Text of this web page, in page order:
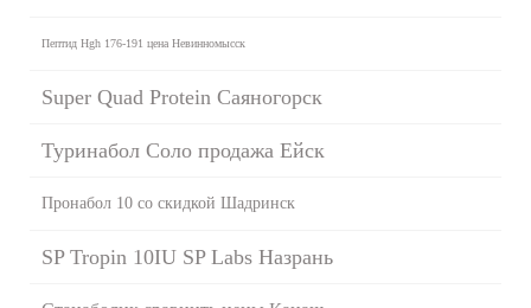
Пептид Hgh 176-191 цена Невинномысск
Super Quad Protein Саяногорск
Туринабол Соло продажа Ейск
Пронабол 10 со скидкой Шадринск
SP Tropin 10IU SP Labs Назрань